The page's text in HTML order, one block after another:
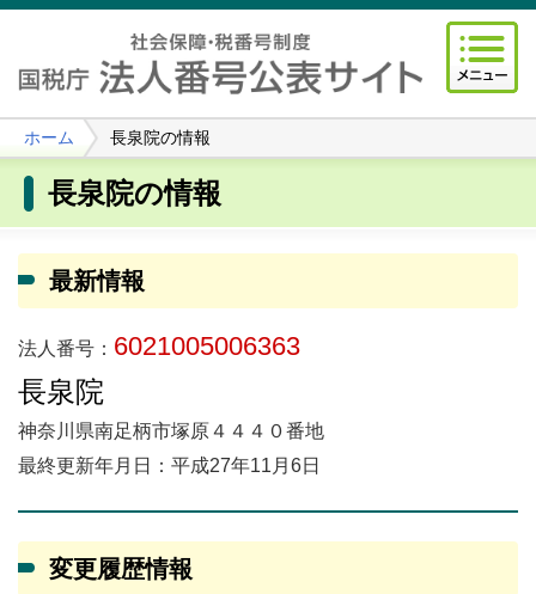
ホーム 長泉院の情報
長泉院の情報
最新情報
法人番号： 6021005006363
長泉院
神奈川県南足柄市塚原４４４０番地
最終更新年月日：平成27年11月6日
変更履歴情報